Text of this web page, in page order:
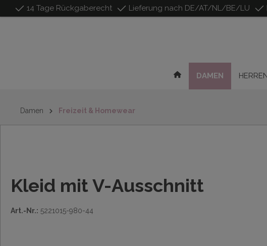
springen
14 Tage Rückgaberecht Lieferung nach DE/AT/NL/BE/LU
DAMEN
Damen Freizeit & Homewear
Kleid mit V-Ausschnitt
Art.-Nr.: 5221015-980-44